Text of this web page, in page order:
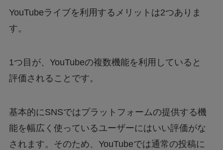
YouTubeライブを利用するメリットは2つありま
す。
1つ目が、YouTubeの複数機能を利用していると
評価されることです。
基本的にSNSではプラットフォームの提供する機
能を幅広く使っているユーザーにはいい評価がな
されます。そのため、YouTubeでは通常の投稿に